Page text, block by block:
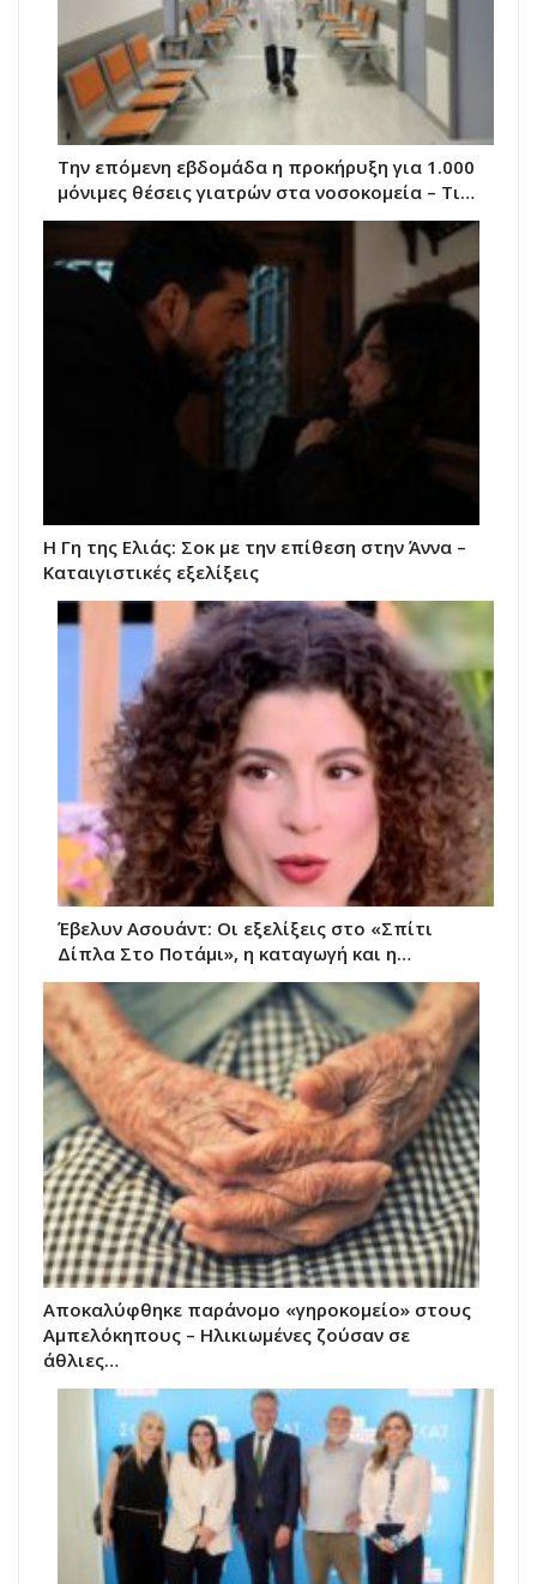
Την επόμενη εβδομάδα η προκήρυξη για 1.000
μόνιμες θέσεις γιατρών στα νοσοκομεία – Τι…
Η Γη της Ελιάς: Σοκ με την επίθεση στην Άννα –
Καταιγιστικές εξελίξεις
Έβελυν Ασουάντ: Οι εξελίξεις στο «Σπίτι
Δίπλα Στο Ποτάμι», η καταγωγή και η…
Αποκαλύφθηκε παράνομο «γηροκομείο» στους
Αμπελόκηπους – Ηλικιωμένες ζούσαν σε
άθλιες…